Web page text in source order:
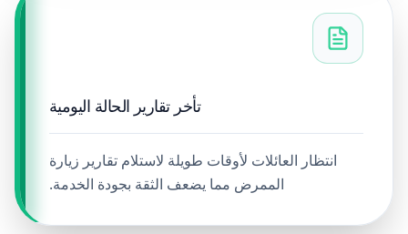
تأخر تقارير الحالة اليومية
انتظار العائلات لأوقات طويلة لاستلام تقارير زيارة
الممرض مما يضعف الثقة بجودة الخدمة.